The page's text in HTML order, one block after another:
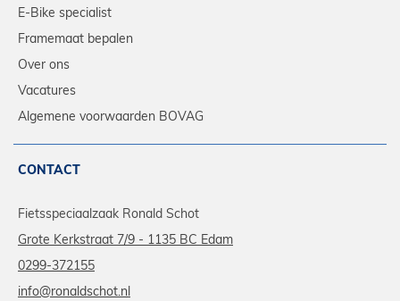
E-Bike specialist
Framemaat bepalen
Over ons
Vacatures
Algemene voorwaarden BOVAG
CONTACT
Fietsspeciaalzaak Ronald Schot
Grote Kerkstraat 7/9 - 1135 BC Edam
0299-372155
info@ronaldschot.nl